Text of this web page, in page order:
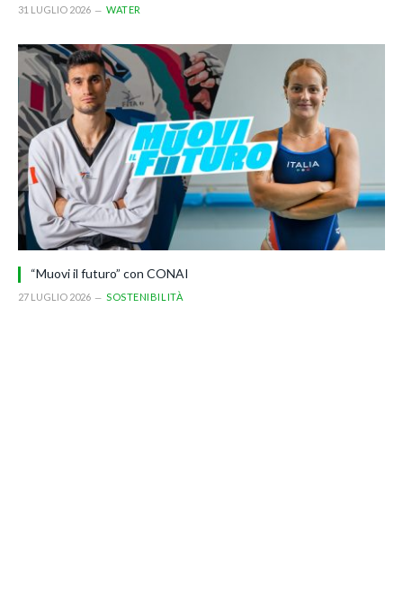
31 LUGLIO 2026 WATER
“Muovi il futuro” con CONAI
27 LUGLIO 2026 SOSTENIBILITÀ